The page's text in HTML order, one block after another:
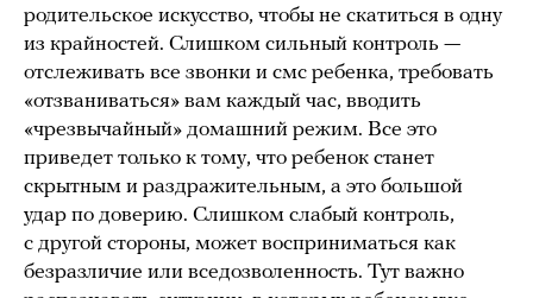
родительское искусство, чтобы не скатиться в одну
из крайностей. Слишком сильный контроль —
отслеживать все звонки и смс ребенка, требовать
«отзваниваться» вам каждый час, вводить
«чрезвычайный» домашний режим. Все это
приведет только к тому, что ребенок станет
скрытным и раздражительным, а это большой
удар по доверию. Слишком слабый контроль,
с другой стороны, может восприниматься как
безразличие или вседозволенность. Тут важно